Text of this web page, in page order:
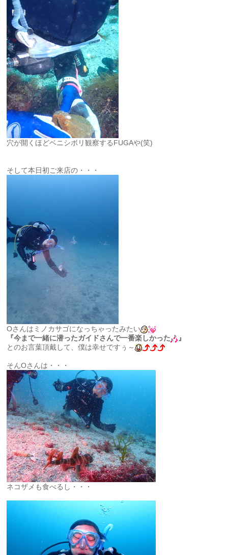
穴が開くほどベニシボリ観察するFUGAや(笑)
そして本日初ご来店の・・・
Oさんはミノカサゴになっちゃったみたい
『今まで一緒に潜ったガイドさんで一番楽しかった
』
とのお言葉頂戴して、僕は幸せですぅ～
そんOさんは・・・
ネコザメも食べるし・・・